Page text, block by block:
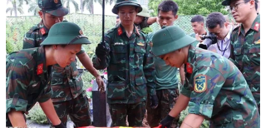
Các quy định của các thị trường nhập khẩu may mặc lớn (như
châu Âu và Mỹ) sẽ ngày càng khắt khe hơn. (Ảnh: Vietnam+)